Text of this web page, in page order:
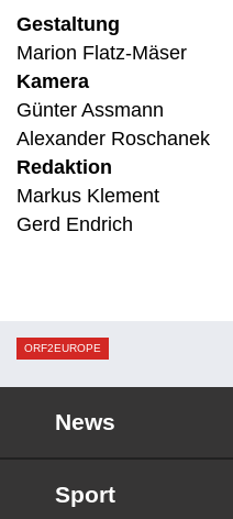
Gestaltung
Marion Flatz-Mäser
Kamera
Günter Assmann
Alexander Roschanek
Redaktion
Markus Klement
Gerd Endrich
ORF2EUROPE
News
Sport